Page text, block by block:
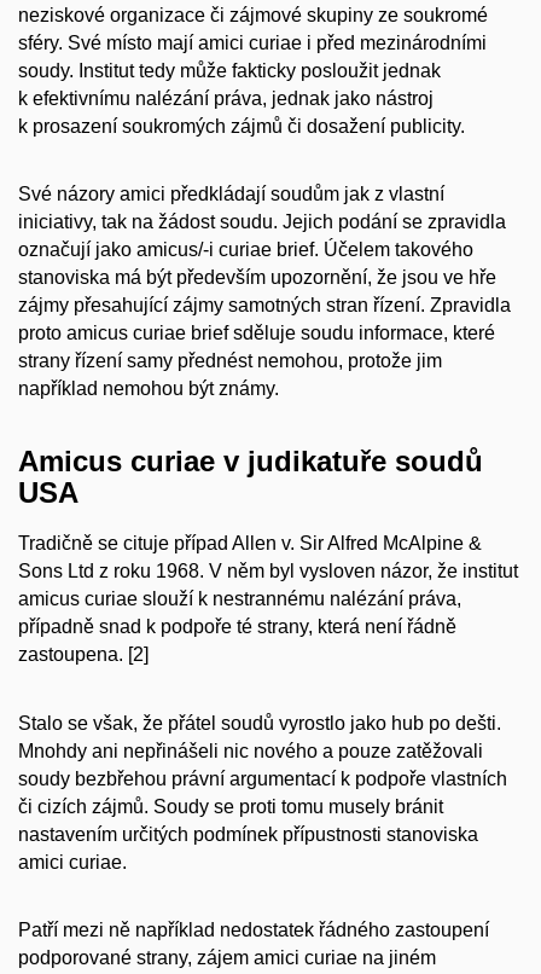
neziskové organizace či zájmové skupiny ze soukromé
sféry. Své místo mají amici curiae i před mezinárodními
soudy. Institut tedy může fakticky posloužit jednak
k efektivnímu nalézání práva, jednak jako nástroj
k prosazení soukromých zájmů či dosažení publicity.
Své názory amici předkládají soudům jak z vlastní
iniciativy, tak na žádost soudu. Jejich podání se zpravidla
označují jako amicus/-i curiae brief. Účelem takového
stanoviska má být především upozornění, že jsou ve hře
zájmy přesahující zájmy samotných stran řízení. Zpravidla
proto amicus curiae briefsděluje soudu informace, které
strany řízení samy přednést nemohou, protože jim
například nemohou být známy.
Amicus curiae v judikatuře soudů
USA
Tradičně se cituje případ Allen v. Sir Alfred McAlpine &
Sons Ltd z roku 1968. V něm byl vysloven názor, že institut
amicus curiae slouží k nestrannému nalézání práva,
případně snad k podpoře té strany, která není řádně
zastoupena. [2]
Stalo se však, že přátel soudů vyrostlo jako hub po dešti.
Mnohdy ani nepřinášeli nic nového a pouze zatěžovali
soudy bezbřehou právní argumentací k podpoře vlastních
či cizích zájmů. Soudy se proti tomu musely bránit
nastavením určitých podmínek přípustnosti stanoviska
amici curiae.
Patří mezi ně například nedostatek řádného zastoupení
podporované strany, zájem amici curiae na jiném